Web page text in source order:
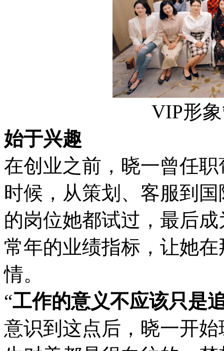
VIP形
始于兴趣
在创业之前，晓一曾任
时候，从策划、客服到
的岗位她都试过，最后
常年的业绩指标，让她
情。
“工作的意义不应该只是
意识到这点后，晓一开